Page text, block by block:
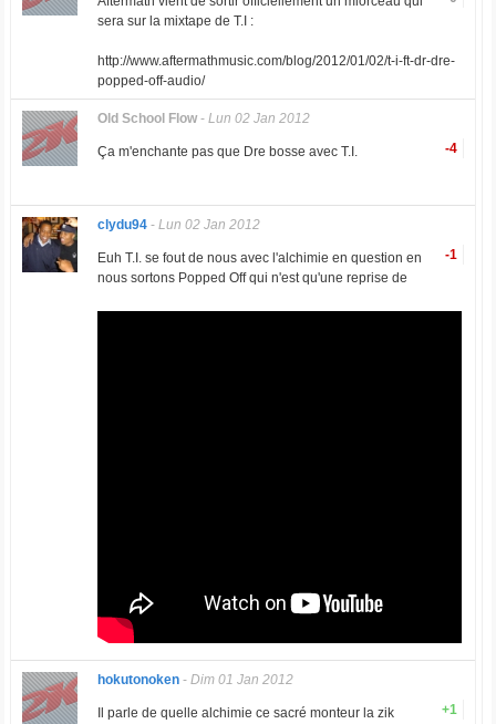
sera sur la mixtape de T.I :
http://www.aftermathmusic.com/blog/2012/01/02/t-i-ft-dr-dre-
popped-off-audio/
Old School Flow- Lun 02 Jan 2012
-4
Ça m'enchante pas que Dre bosse avec T.I.
clydu94- Lun 02 Jan 2012
-1
Euh T.I. se fout de nous avec l'alchimie en question en
nous sortons Popped Off qui n'est qu'une reprise de
hokutonoken- Dim 01 Jan 2012
+1
Il parle de quelle alchimie ce sacré monteur la zik